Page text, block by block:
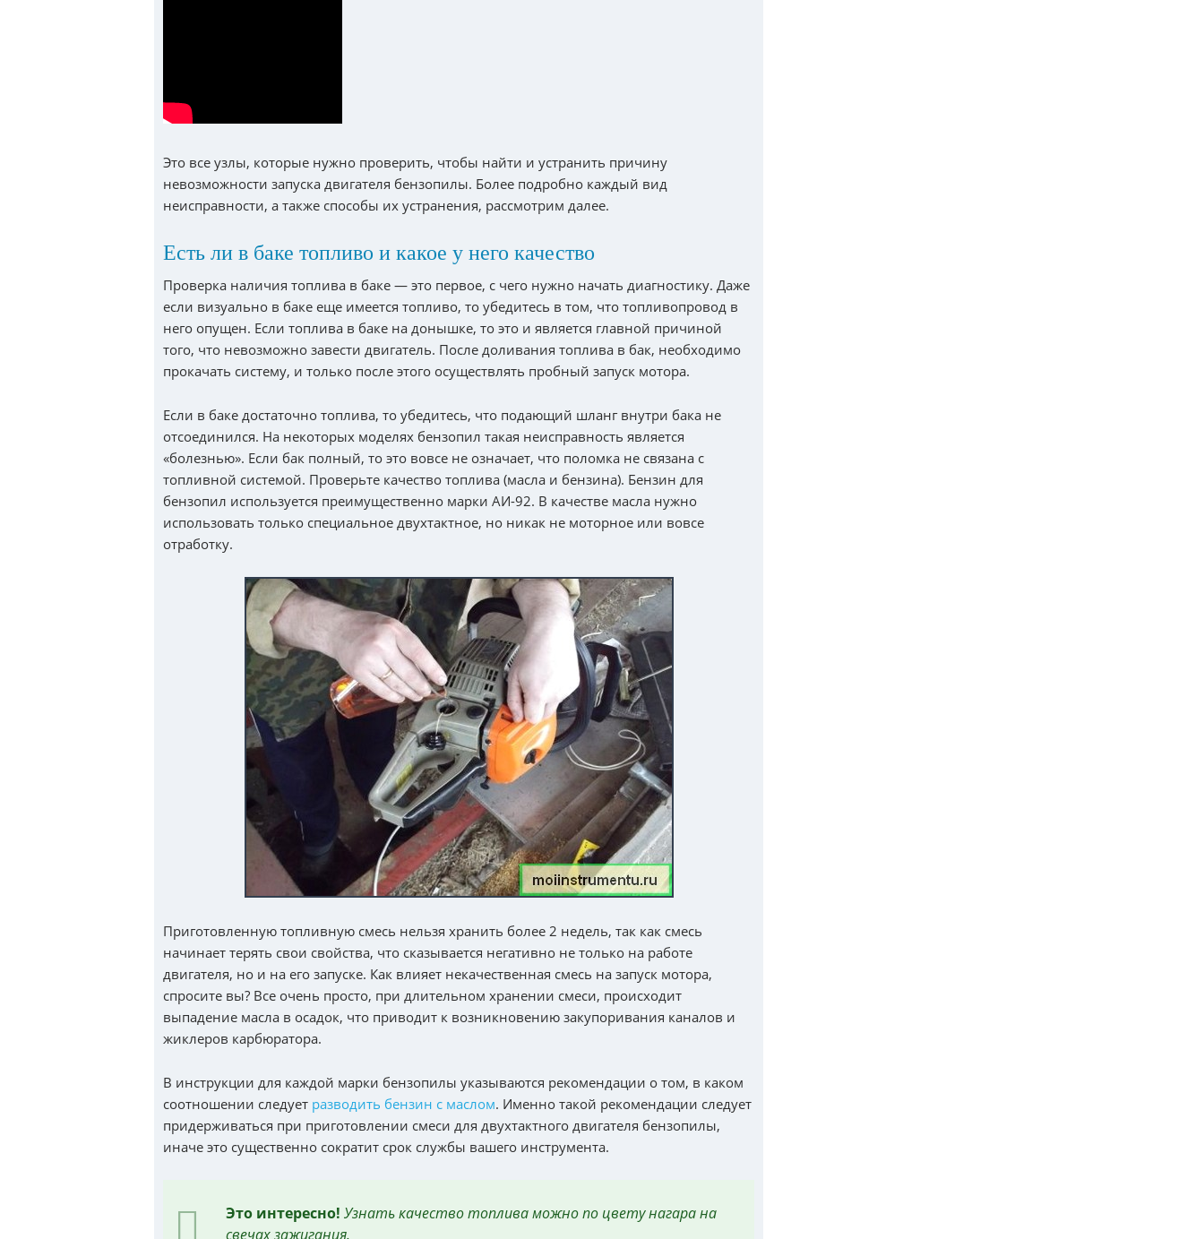
Это все узлы, которые нужно проверить, чтобы найти и устранить причину
невозможности запуска двигателя бензопилы. Более подробно каждый вид
неисправности, а также способы их устранения, рассмотрим далее.
Есть ли в баке топливо и какое у него качество
Проверка наличия топлива в баке — это первое, с чего нужно начать диагностику. Даже
если визуально в баке еще имеется топливо, то убедитесь в том, что топливопровод в
него опущен. Если топлива в баке на донышке, то это и является главной причиной
того, что невозможно завести двигатель. После доливания топлива в бак, необходимо
прокачать систему, и только после этого осуществлять пробный запуск мотора.
Если в баке достаточно топлива, то убедитесь, что подающий шланг внутри бака не
отсоединился. На некоторых моделях бензопил такая неисправность является
«болезнью». Если бак полный, то это вовсе не означает, что поломка не связана с
топливной системой. Проверьте качество топлива (масла и бензина). Бензин для
бензопил используется преимущественно марки АИ-92. В качестве масла нужно
использовать только специальное двухтактное, но никак не моторное или вовсе
отработку.
Приготовленную топливную смесь нельзя хранить более 2 недель, так как смесь
начинает терять свои свойства, что сказывается негативно не только на работе
двигателя, но и на его запуске. Как влияет некачественная смесь на запуск мотора,
спросите вы? Все очень просто, при длительном хранении смеси, происходит
выпадение масла в осадок, что приводит к возникновению закупоривания каналов и
жиклеров карбюратора.
В инструкции для каждой марки бензопилы указываются рекомендации о том, в каком
соотношении следует разводить бензин с маслом. Именно такой рекомендации следует
придерживаться при приготовлении смеси для двухтактного двигателя бензопилы,
иначе это существенно сократит срок службы вашего инструмента.
Это интересно! Узнать качество топлива можно по цвету нагара на
свечах зажигания.